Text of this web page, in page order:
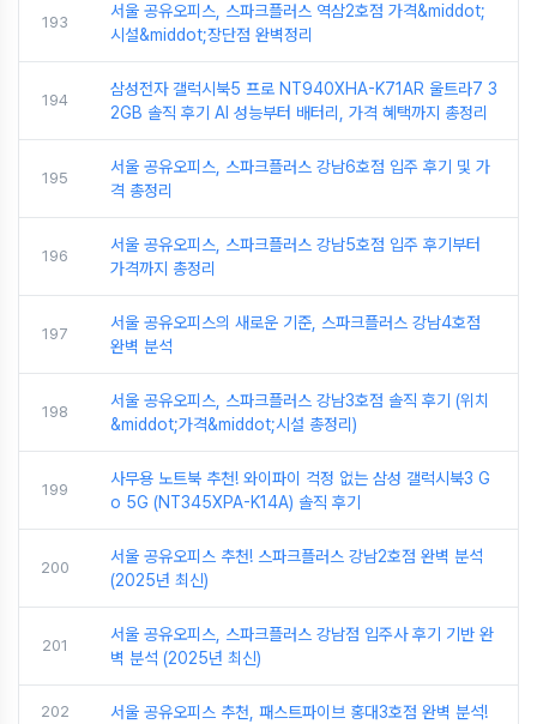
193
서울 공유오피스, 스파크플러스 역삼2호점 가격&middot;
시설&middot;장단점 완벽정리
194
삼성전자 갤럭시북5 프로 NT940XHA-K71AR 울트라7 3
2GB 솔직 후기 AI 성능부터 배터리, 가격 혜택까지 총정리
195
서울 공유오피스, 스파크플러스 강남6호점 입주 후기 및 가
격 총정리
196
서울 공유오피스, 스파크플러스 강남5호점 입주 후기부터
가격까지 총정리
197
서울 공유오피스의 새로운 기준, 스파크플러스 강남4호점
완벽 분석
198
서울 공유오피스, 스파크플러스 강남3호점 솔직 후기 (위치
&middot;가격&middot;시설 총정리)
199
사무용 노트북 추천! 와이파이 걱정 없는 삼성 갤럭시북3 G
o 5G (NT345XPA-K14A) 솔직 후기
200
서울 공유오피스 추천! 스파크플러스 강남2호점 완벽 분석
(2025년 최신)
201
서울 공유오피스, 스파크플러스 강남점 입주사 후기 기반 완
벽 분석 (2025년 최신)
202 서울 공유오피스 추천, 패스트파이브 홍대3호점 완벽 분석!